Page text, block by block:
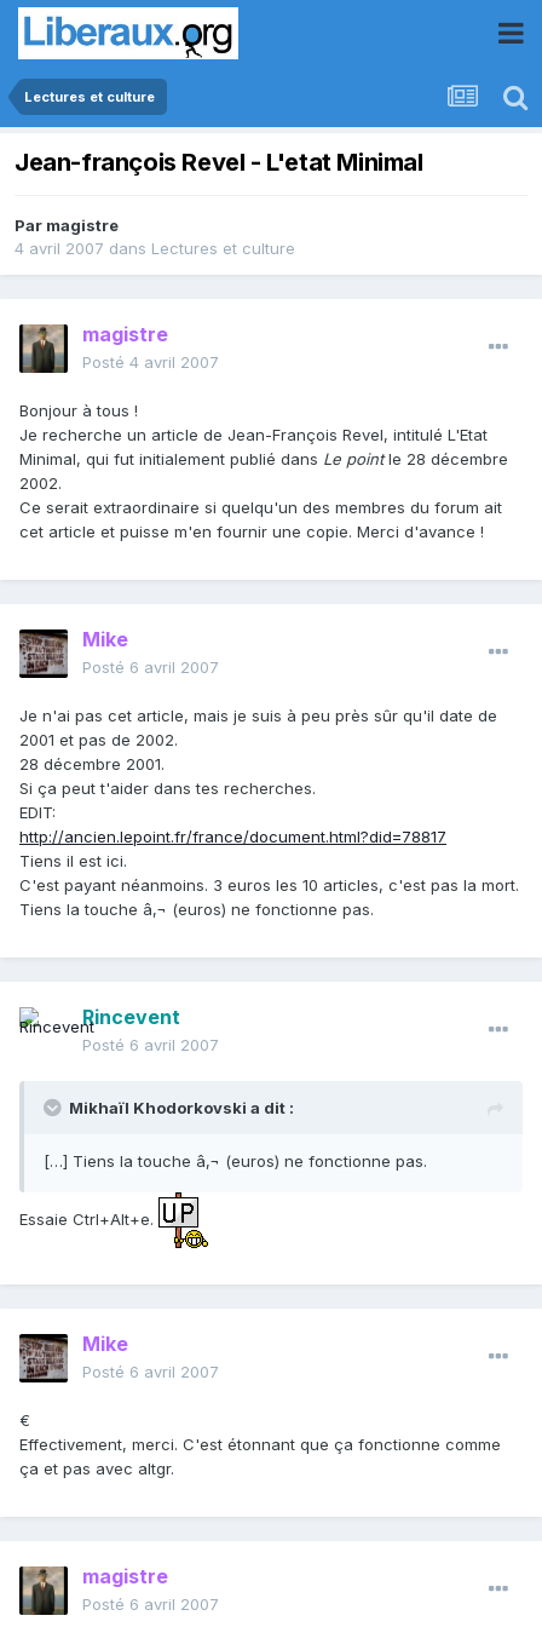
Lectures et culture
Jean-françois Revel - L'etat Minimal
Par magistre
4 avril 2007 dans Lectures et culture
magistre
Posté 4 avril 2007
Bonjour à tous !
Je recherche un article de Jean-François Revel, intitulé L'Etat
Minimal, qui fut initialement publié dans Le pointle 28 décembre
2002.
Ce serait extraordinaire si quelqu'un des membres du forum ait
cet article et puisse m'en fournir une copie. Merci d'avance !
Mike
Posté 6 avril 2007
Je n'ai pas cet article, mais je suis à peu près sûr qu'il date de
2001 et pas de 2002.
28 décembre 2001.
Si ça peut t'aider dans tes recherches.
EDIT:
http://ancien.lepoint.fr/france/document.html?did=78817
Tiens il est ici.
C'est payant néanmoins. 3 euros les 10 articles, c'est pas la mort.
Tiens la touche â‚¬ (euros) ne fonctionne pas.
Rincevent
Posté 6 avril 2007
Mikhaïl Khodorkovski a dit :
[…] Tiens la touche â‚¬ (euros) ne fonctionne pas.
Essaie Ctrl+Alt+e.
Mike
Posté 6 avril 2007
€
Effectivement, merci. C'est étonnant que ça fonctionne comme
ça et pas avec altgr.
magistre
Posté 6 avril 2007